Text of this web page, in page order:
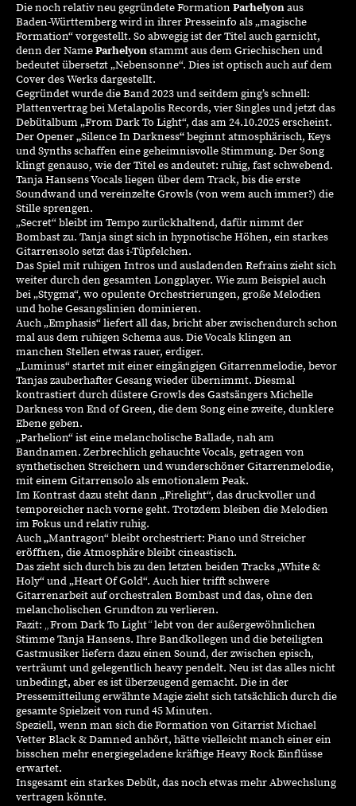
Die noch relativ neu gegründete Formation Parhelyonaus
Baden-Württemberg wird in ihrer Presseinfo als „magische
Formation“ vorgestellt. So abwegig ist der Titel auchgarnicht,
denn der NameParhelyonstammt aus dem Griechischen und
bedeutet übersetzt „Nebensonne“. Dies ist optisch auch auf dem
Cover des Werks dargestellt.
Gegründet wurde die Band 2023 und seitdem ging’s schnell:
Plattenvertrag beiMetalapolisRecords, vier Singles und jetzt das
Debütalbum „FromDarkTo Light“, das am 24.10.2025 erscheint.
Der Opener„Silence In Darkness“beginnt atmosphärisch, Keys
undSynthsschaffen eine geheimnisvolle Stimmung. Der Song
klingt genauso, wie der Titel es andeutet: ruhig, fast schwebend.
Tanja Hansens Vocals liegen über dem Track, bis die erste
Soundwand undvereinzelte Growls (von wem auch immer?) die
Stille sprengen.
„Secret“ bleibt im Tempo zurückhaltend, dafür nimmt der
Bombast zu. Tanja singt sich in hypnotische Höhen, ein starkes
Gitarrensolo setzt das i-Tüpfelchen.
Das Spiel mit ruhigen Intros und ausladenden Refrains zieht sich
weiter durch den gesamten Longplayer. Wie zum Beispiel auch
bei „Stygma“, wo opulente Orchestrierungen, große Melodien
und hohe Gesangslinien dominieren.
Auch „Emphasis“ liefert all das, bricht aber zwischendurch schon
mal aus dem ruhigen Schema aus. Die Vocals klingen an
manchen Stellen etwas rauer, erdiger.
„Luminus“ startet mit einer eingängigen Gitarrenmelodie, bevor
Tanjas zauberhafter Gesang wieder übernimmt. Diesmal
kontrastiertdurch düstere Growlsdes Gastsängers Michelle
Darkness von EndofGreen, die dem Song eine zweite, dunklere
Ebene geben.
„Parhelion“ ist eine melancholische Ballade, nah am
Bandnamen. Zerbrechlich gehauchte Vocals, getragen von
synthetischen Streichern und wunderschöner Gitarrenmelodie,
mit einem Gitarrensolo als emotionalem Peak.
Im Kontrast dazu steht dann „Firelight“, das druckvoller und
temporeicher nach vorne geht. Trotzdem bleiben die Melodien
im Fokus und relativ ruhig.
Auch„Mantragon“ bleibt orchestriert: Piano und Streicher
eröffnen, die Atmosphäre bleibt cineastisch.
Das zieht sich durch bis zu den letzten beiden Tracks „White &
Holy“ und „HeartOfGold“. Auch hier trifft schwere
Gitarrenarbeit auf orchestralen Bombast und das, ohne den
melancholischen Grundton zu verlieren.
Fazit: „FromDarkTo Light“lebt von der außergewöhnlichen
Stimme Tanja Hansens. Ihre Bandkollegen und die beteiligten
Gastmusiker liefern dazu einen Sound, der zwischen episch,
verträumt und gelegentlich heavy pendelt. Neu ist das alles nicht
unbedingt, aber es ist überzeugend gemacht. Die in der
Pressemitteilung erwähnte Magie zieht sich tatsächlich durch die
gesamte Spielzeit von rund 45 Minuten.
Speziell, wenn man sich die Formation von Gitarrist Michael
Vetter Black &Damnedanhört, hätte vielleicht manch einer ein
bisschen mehr energiegeladene kräftige Heavy Rock Einflüsse
erwartet.
Insgesamt ein starkes Debüt, das noch etwas mehr Abwechslung
vertragen könnte.